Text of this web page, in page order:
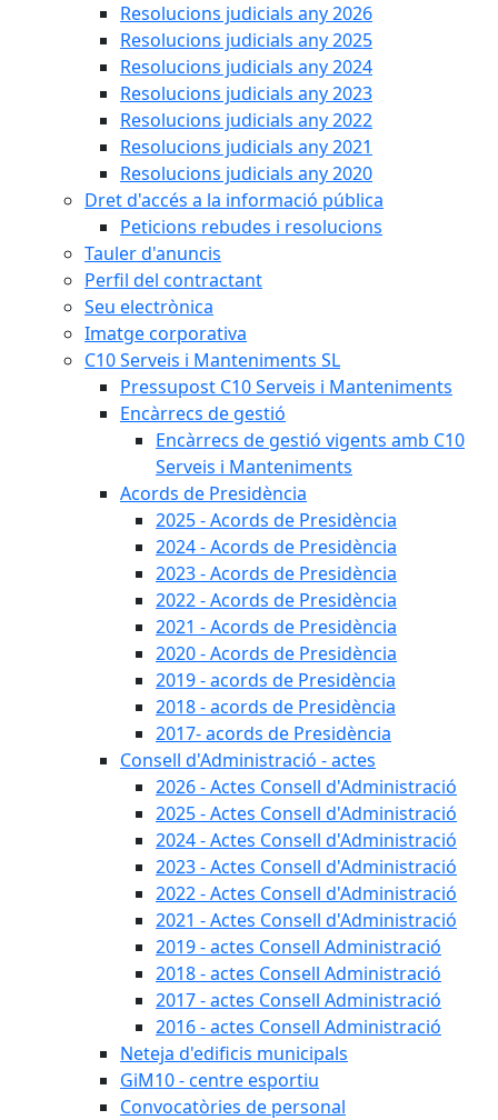
Resolucions judicials any 2026
Resolucions judicials any 2025
Resolucions judicials any 2024
Resolucions judicials any 2023
Resolucions judicials any 2022
Resolucions judicials any 2021
Resolucions judicials any 2020
Dret d'accés a la informació pública
Peticions rebudes i resolucions
Tauler d'anuncis
Perfil del contractant
Seu electrònica
Imatge corporativa
C10 Serveis i Manteniments SL
Pressupost C10 Serveis i Manteniments
Encàrrecs de gestió
Encàrrecs de gestió vigents amb C10
Serveis i Manteniments
Acords de Presidència
2025 - Acords de Presidència
2024 - Acords de Presidència
2023 - Acords de Presidència
2022 - Acords de Presidència
2021 - Acords de Presidència
2020 - Acords de Presidència
2019 - acords de Presidència
2018 - acords de Presidència
2017- acords de Presidència
Consell d'Administració - actes
2026 - Actes Consell d'Administració
2025 - Actes Consell d'Administració
2024 - Actes Consell d'Administració
2023 - Actes Consell d'Administració
2022 - Actes Consell d'Administració
2021 - Actes Consell d'Administració
2019 - actes Consell Administració
2018 - actes Consell Administració
2017 - actes Consell Administració
2016 - actes Consell Administració
Neteja d'edificis municipals
GiM10 - centre esportiu
Convocatòries de personal